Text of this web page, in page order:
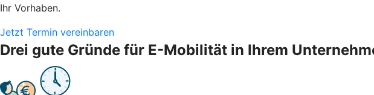
Ihr Vorhaben.
Jetzt Termin vereinbaren
Drei gute Gründe für E-Mobilität in Ihrem